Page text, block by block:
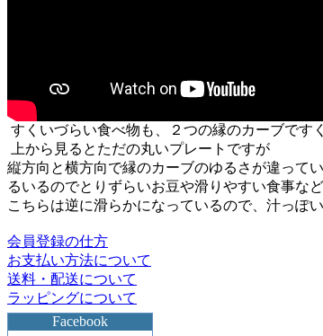
すくいづらい食べ物も、２つの縁のカーブです
上から見るとただの丸いプレートですが
縦方向と横方向で縁のカーブのゆるさが違って
るいるのでとりずらいお豆や滑りやすい食事な
こちらは逆に滑らかになっているので、汁っぽ
会員登録の仕方
お支払い方法について
送料・配送について
ラッピングについて
Facebook